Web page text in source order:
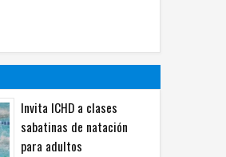
Invita ICHD a clases
sabatinas de natación
para adultos